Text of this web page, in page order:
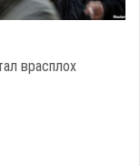
врасплох